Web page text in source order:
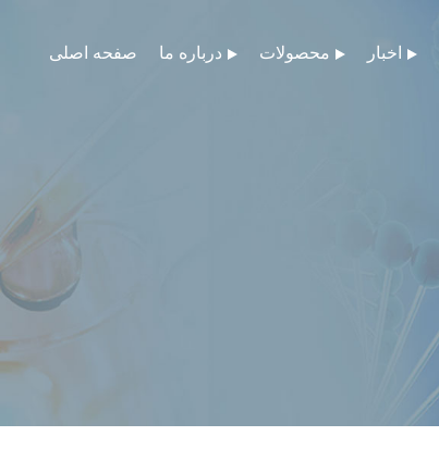
صفحه اصلی درباره ما محصولات اخبار